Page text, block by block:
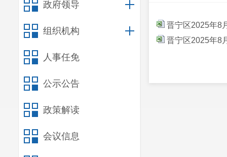
政府领导
组织机构
人事任免
公示公告
政策解读
会议信息
晋宁区2025年8
晋宁区2025年8